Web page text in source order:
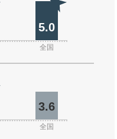
5.0
全国
3.6
全国